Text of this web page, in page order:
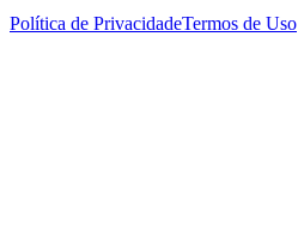
Política de PrivacidadeTermos de Uso